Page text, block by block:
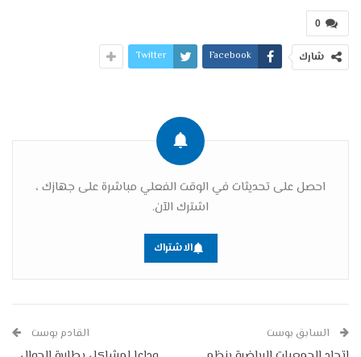
0
شارك Facebook
Twitter
احصل على تحديثات في الوقت الفعلي مباشرة على جهازك ،
اشترك الآن.
الاشتراك
السابق بوست القادم بوست